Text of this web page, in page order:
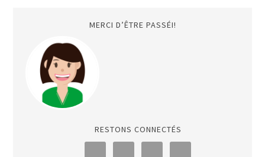
MERCI D’ÊTRE PASSÉI!
RESTONS CONNECTÉS